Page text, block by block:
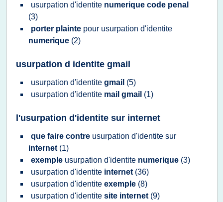
usurpation d'identite numerique code penal
(3)
porter plainte pour usurpation d'identite
numerique (2)
usurpation d identite gmail
usurpation d'identite gmail (5)
usurpation d'identite mail gmail (1)
l'usurpation d'identite sur internet
que faire contre usurpation d'identite sur
internet (1)
exemple usurpation d'identite numerique (3)
usurpation d'identite internet (36)
usurpation d'identite exemple (8)
usurpation d'identite site internet (9)